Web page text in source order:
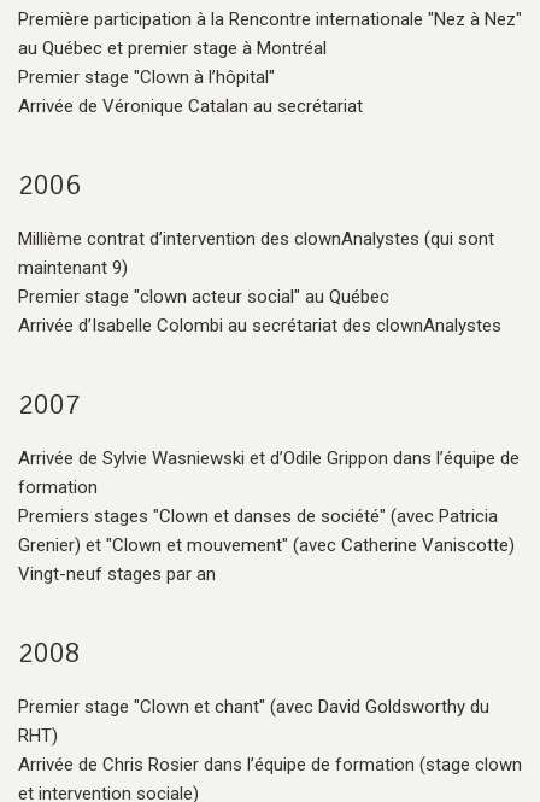
Première participation à la Rencontre internationale "Nez à Nez"
au Québec et premier stage à Montréal
Premier stage "Clown à l’hôpital"
Arrivée de Véronique Catalan au secrétariat
2006
Millième contrat d’intervention des clownAnalystes (qui sont
maintenant 9)
Premier stage "clown acteur social" au Québec
Arrivée d’Isabelle Colombi au secrétariat des clownAnalystes
2007
Arrivée de Sylvie Wasniewski et d’Odile Grippon dans l’équipe de
formation
Premiers stages "Clown et danses de société" (avec Patricia
Grenier) et "Clown et mouvement" (avec Catherine Vaniscotte)
Vingt-neuf stages par an
2008
Premier stage "Clown et chant" (avec David Goldsworthy du
RHT)
Arrivée de Chris Rosier dans l’équipe de formation (stage clown
et intervention sociale)